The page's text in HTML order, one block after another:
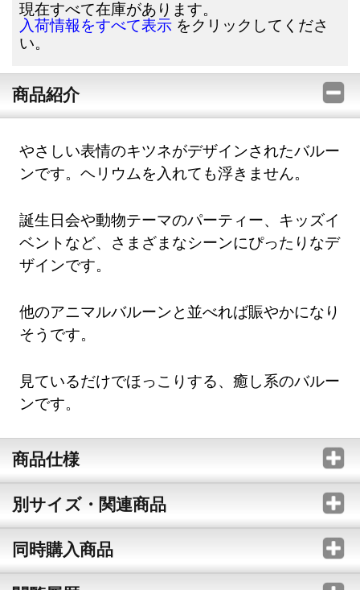
現在すべて在庫があります。
入荷情報をすべて表示 をクリックしてくださ
い。
商品紹介
やさしい表情のキツネがデザインされたバルー
ンです。ヘリウムを入れても浮きません。
誕生日会や動物テーマのパーティー、キッズイ
ベントなど、さまざまなシーンにぴったりなデ
ザインです。
他のアニマルバルーンと並べれば賑やかになり
そうです。
見ているだけでほっこりする、癒し系のバルー
ンです。
商品仕様
別サイズ・関連商品
同時購入商品